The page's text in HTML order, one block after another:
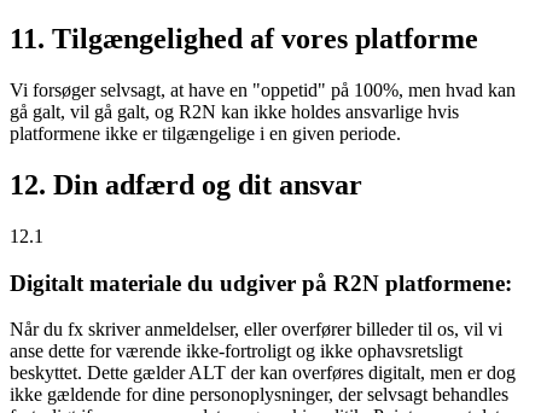
11. Tilgængelighed af vores platforme
Vi forsøger selvsagt, at have en "oppetid" på 100%, men hvad kan
gå galt, vil gå galt, og R2N kan ikke holdes ansvarlige hvis
platformene ikke er tilgængelige i en given periode.
12. Din adfærd og dit ansvar
12.1
Digitalt materiale du udgiver på R2N platformene:
Når du fx skriver anmeldelser, eller overfører billeder til os, vil vi
anse dette for værende ikke-fortroligt og ikke ophavsretsligt
beskyttet. Dette gælder ALT der kan overføres digitalt, men er dog
ikke gældende for dine personoplysninger, der selvsagt behandles